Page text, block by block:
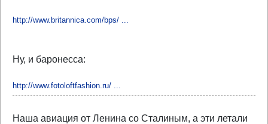
http://www.britannica.com/bps/ ...
Ну, и баронесса:
http://www.fotoloftfashion.ru/ ...
Наша авиация от Ленина со Сталиным, а эти летали